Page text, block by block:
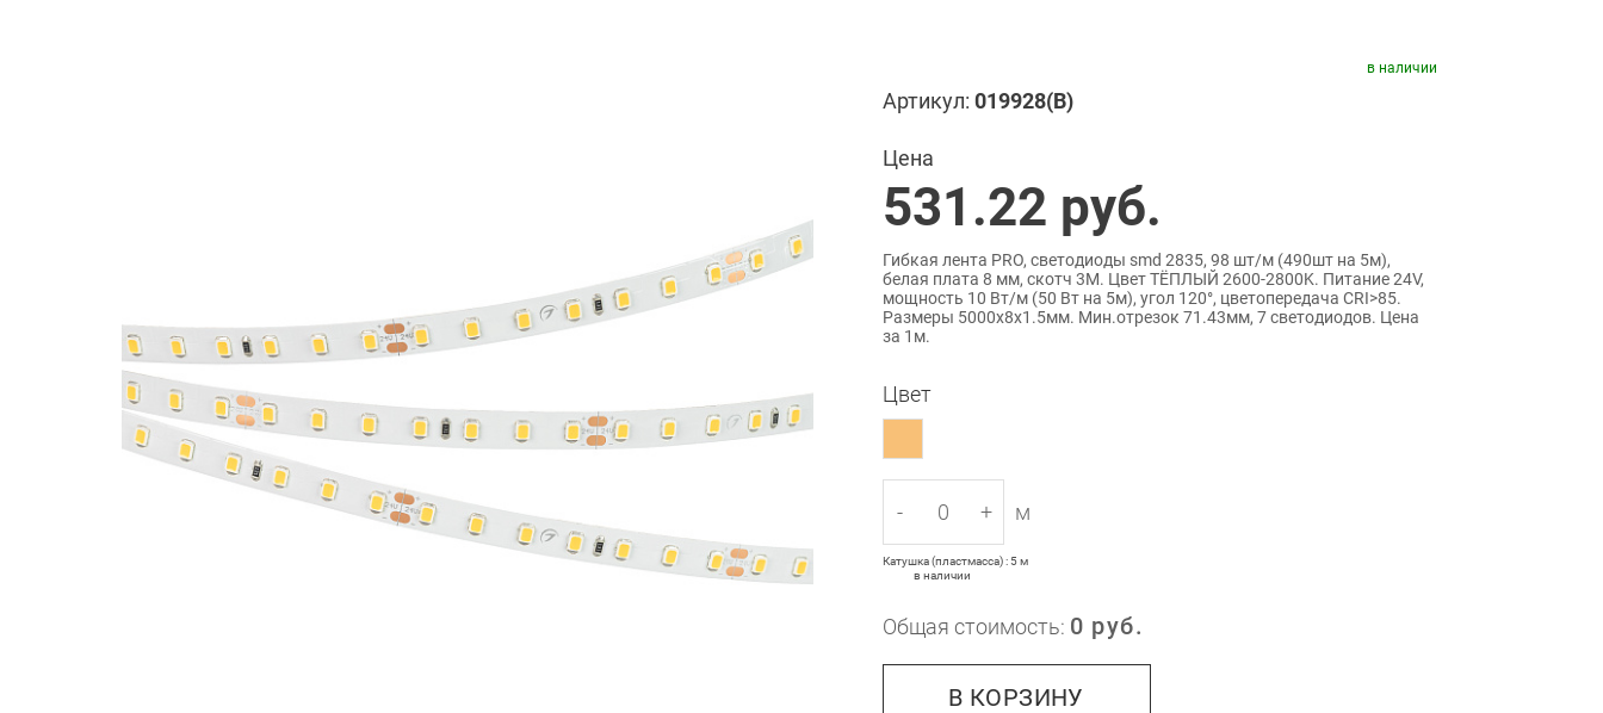
в наличии
Артикул: 019928(B)
Цена
531.22 руб.
Гибкая лента PRO, светодиоды smd 2835, 98 шт/м (490шт на 5м),
белая плата 8 мм, скотч 3М. Цвет ТЁПЛЫЙ 2600-2800K. Питание 24V,
мощность 10 Вт/м (50 Вт на 5м), угол 120°, цветопередача CRI>85.
Размеры 5000х8x1.5мм. Мин.отрезок 71.43мм, 7 светодиодов. Цена
за 1м.
Цвет
- + м
Катушка (пластмасса) : 5 м
в наличии
Общая стоимость: 0 руб.
В КОРЗИНУ